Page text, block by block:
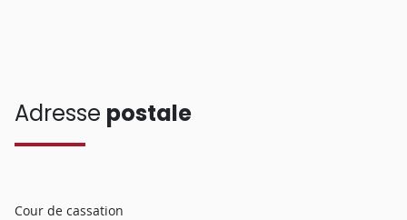
Adresse postale
Cour de cassation